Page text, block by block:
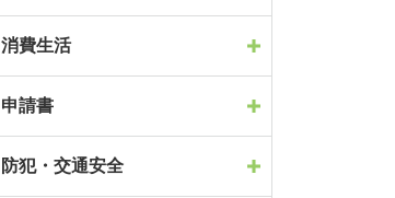
消費生活
申請書
防犯・交通安全